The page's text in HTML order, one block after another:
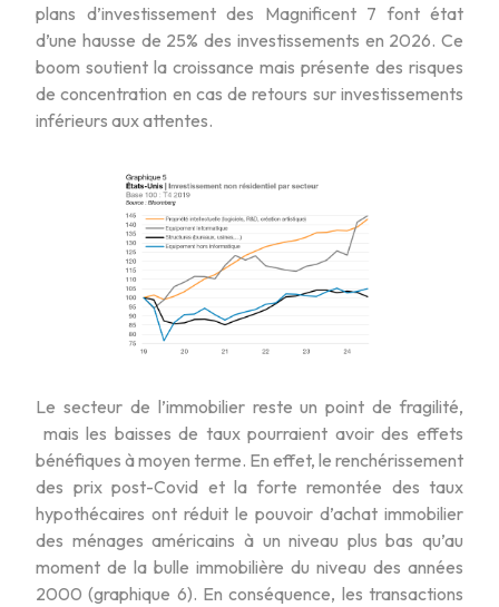
plans d’investissement des Magnificent 7 font état
d’une hausse de 25% des investissements en 2026. Ce
boom soutient la croissance mais présente des risques
de concentration en cas de retours sur investissements
inférieurs aux attentes.
Le secteur de l’immobilier reste un point de fragilité,
mais les baisses de taux pourraient avoir des effets
bénéfiques à moyen terme. En effet, le renchérissement
des prix post-Covid et la forte remontée des taux
hypothécaires ont réduit le pouvoir d’achat immobilier
des ménages américains à un niveau plus bas qu’au
moment de la bulle immobilière du niveau des années
2000 (graphique 6). En conséquence, les transactions